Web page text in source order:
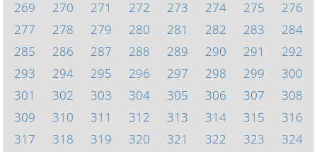
269
270 271 272 273 274 275
276
277
278 279 280 281 282 283
284
285
286 287 288 289 290 291
292
293
294 295 296 297 298 299
300
301
302 303 304 305 306 307
308
309
310 311 312 313 314 315
316
317
318 319 320 321 322 323
324